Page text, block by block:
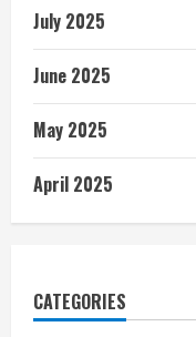
July 2025
June 2025
May 2025
April 2025
CATEGORIES